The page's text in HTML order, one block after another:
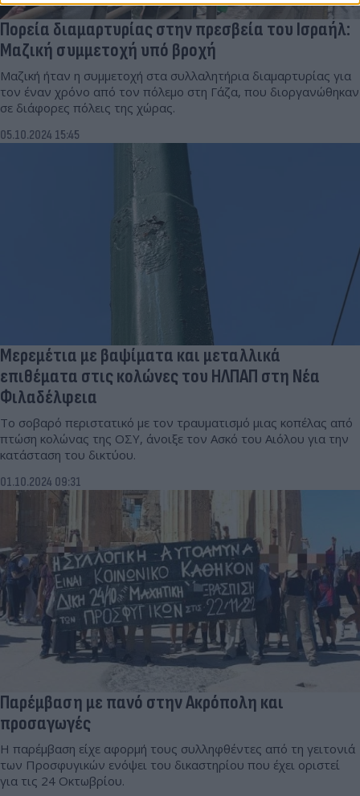
Πορεία διαμαρτυρίας στην πρεσβεία του Ισραήλ:
Μαζική συμμετοχή υπό βροχή
Μαζική ήταν η συμμετοχή στα συλλαλητήρια διαμαρτυρίας για
τον έναν χρόνο από τον πόλεμο στη Γάζα, που διοργανώθηκαν
σε διάφορες πόλεις της χώρας.
05.10.2024 15:45
Μερεμέτια με βαψίματα και μεταλλικά
επιθέματα στις κολώνες του ΗΛΠΑΠ στη Νέα
Φιλαδέλφεια
Το σοβαρό περιστατικό με τον τραυματισμό μιας κοπέλας από
πτώση κολώνας της ΟΣΥ, άνοιξε τον Ασκό του Αιόλου για την
κατάσταση του δικτύου.
01.10.2024 09:31
Παρέμβαση με πανό στην Ακρόπολη και
προσαγωγές
Η παρέμβαση είχε αφορμή τους συλληφθέντες από τη γειτονιά
των Προσφυγικών ενόψει του δικαστηρίου που έχει οριστεί
για τις 24 Οκτωβρίου.